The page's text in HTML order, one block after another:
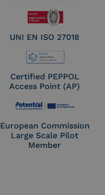
UNI EN ISO 27018
Certified PEPPOL
Access Point (AP)
European Commission
Large Scale Pilot
Member